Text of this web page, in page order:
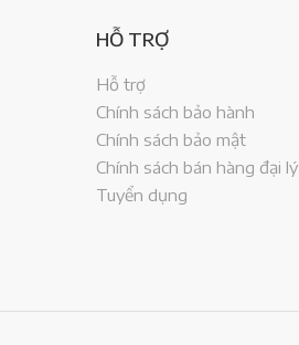
HỖ TRỢ
Hỗ trợ
Chính sách bảo hành
Chính sách bảo mật
Chính sách bán hàng đại lý
Tuyển dụng